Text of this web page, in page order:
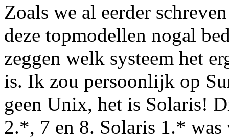
Zoals we al eerder
deze topmodellen nogal
zeggen welk systeem het
is. Ik zou persoonlijk op
geen Unix, het is Solaris!
2.*, 7 en 8. Solaris 1.* was